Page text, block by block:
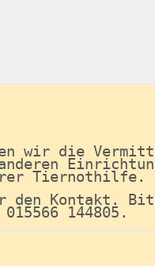
wir die
Kontakt.
144805.